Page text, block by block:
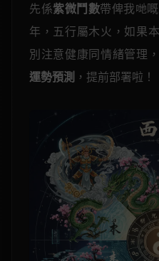
先係紫微鬥數帶俾我哋
年，五行屬木火，如果
別注意健康同情緒管理
運勢預測 ，提前部署啦！